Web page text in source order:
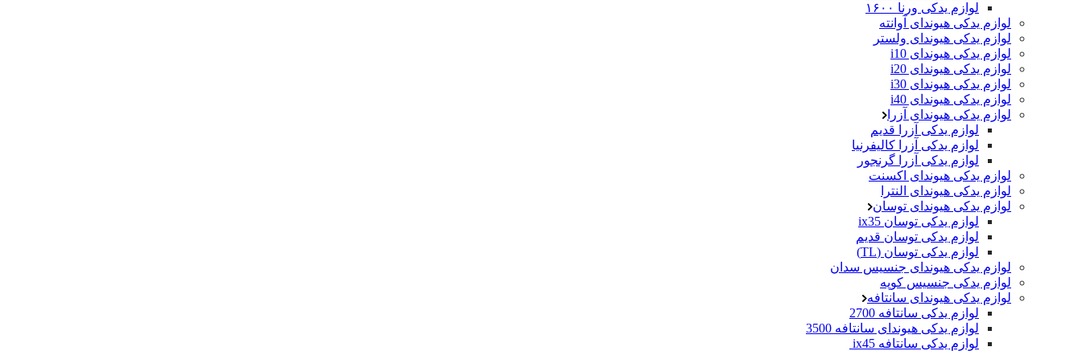
لوازم یدکی ورنا ۱۶۰۰
لوازم یدکی هیوندای آوانته
لوازم یدکی هیوندای ولستر
لوازم یدکی هیوندای i10
لوازم یدکی هیوندای i20
لوازم یدکی هیوندای i30
لوازم یدکی هیوندای i40
لوازم یدکی هیوندای آزرا
لوازم یدکی آزرا قدیم
لوازم یدکی آزرا کالیفرنیا
لوازم یدکی آزرا گرنجور
لوازم یدکی هیوندای اکسنت
لوازم یدکی هیوندای النترا
لوازم یدکی هیوندای توسان
لوازم یدکی توسان ix35
لوازم یدکی توسان قدیم
لوازم یدکی توسان (TL)
لوازم یدکی هیوندای جنسیس سدان
لوازم یدکی جنسیس کوپه
لوازم یدکی هیوندای سانتافه
لوازم یدکی سانتافه 2700
لوازم یدکی هیوندای سانتافه 3500
لوازم یدکی سانتافه ix45